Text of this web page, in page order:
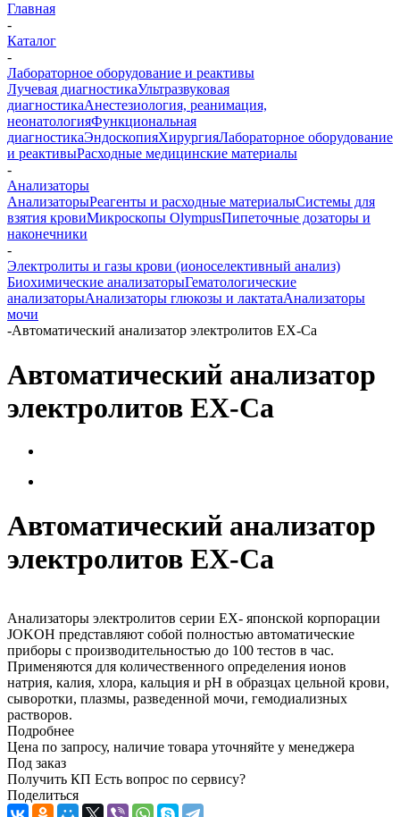
Главная
-
Каталог
-
Лабораторное оборудование и реактивы
Лучевая диагностикаУльтразвуковая
диагностикаАнестезиология, реанимация,
неонатологияФункциональная
диагностикаЭндоскопияХирургияЛабораторное оборудование
и реактивыРасходные медицинские материалы
-
Анализаторы
АнализаторыРеагенты и расходные материалыСистемы для
взятия кровиМикроскопы OlympusПипеточные дозаторы и
наконечники
-
Электролиты и газы крови (ионоселективный анализ)
Биохимические анализаторыГематологические
анализаторыАнализаторы глюкозы и лактатаАнализаторы
мочи
-Автоматический анализатор электролитов EX-Ca
Автоматический анализатор
электролитов EX-Ca
Автоматический анализатор
электролитов EX-Ca
Анализаторы электролитов серии EX- японской корпорации
JOKOH представляют собой полностью автоматические
приборы с производительностью до 100 тестов в час.
Применяются для количественного определения ионов
натрия, калия, хлора, кальция и pH в образцах цельной крови,
сыворотки, плазмы, разведенной мочи, гемодиализных
растворов.
Подробнее
Цена по запросу, наличие товара уточняйте у менеджера
Под заказ
Получить КП Есть вопрос по сервису?
Поделиться